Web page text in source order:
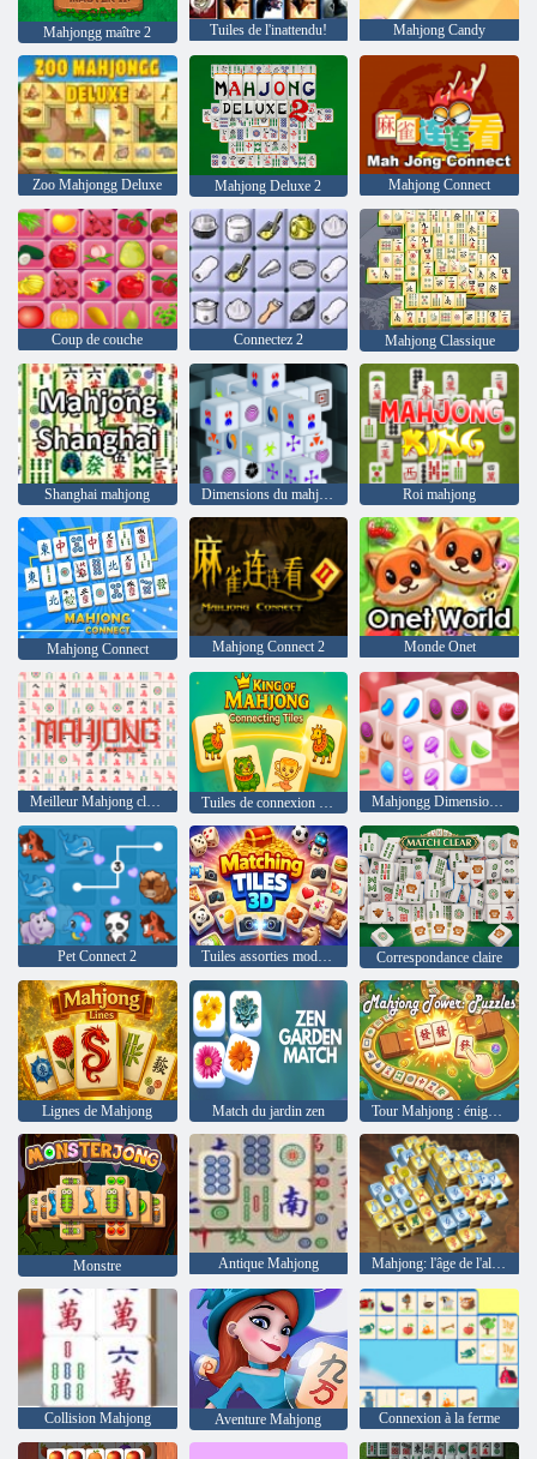
Mahjongg maître 2 Tuiles de l'inattendu! Mahjong Candy
Zoo Mahjongg Deluxe Mahjong Deluxe 2 Mahjong Connect
Coup de couche Connectez 2 Mahjong Classique
Shanghai mahjong Dimensions du mahjong 15 minutes Roi mahjong
Mahjong Connect Mahjong Connect 2 Monde Onet
Meilleur Mahjong classique Tuiles de connexion Roi du Mahjong Mahjongg Dimensions Bonbons
Pet Connect 2 Tuiles assorties modèle 3D Correspondance claire
Lignes de Mahjong Match du jardin zen
Monstre Antique Mahjong Mahjong: l'âge de l'alchimie
Collision Mahjong Aventure Mahjong Connexion à la ferme